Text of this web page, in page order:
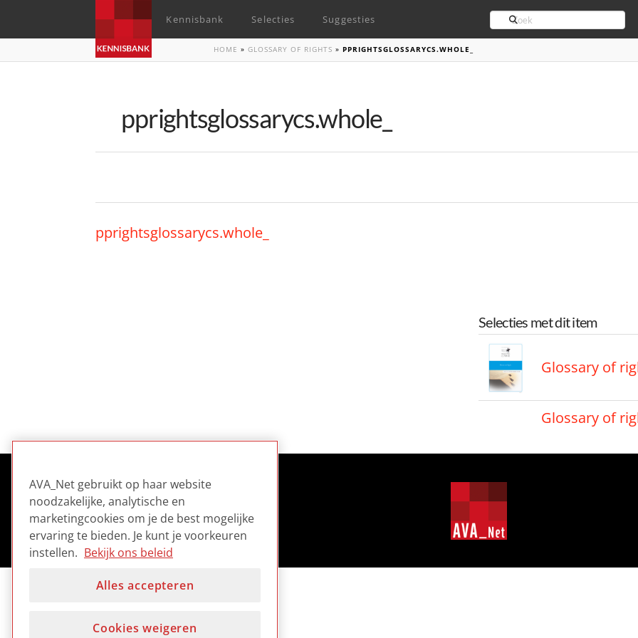
Kennisbank Selecties Suggesties Search
HOME »GLOSSARY OF RIGHTS »PPRIGHTSGLOSSARYCS.WHOLE_
pprightsglossarycs.whole_
pprightsglossarycs.whole_
Selecties met dit item
Glossary of
Glossary of
AVA_Net gebruikt op haar website
noodzakelijke, analytische en
marketingcookies om je de best mogelijke
ervaring te bieden. Je kunt je voorkeuren
instellen. Bekijk ons beleid
Alles accepteren
Cookies weigeren